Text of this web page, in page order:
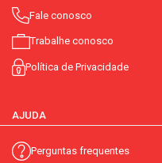
Fale conosco
Trabalhe conosco
Política de Privacidade
AJUDA
Perguntas frequentes